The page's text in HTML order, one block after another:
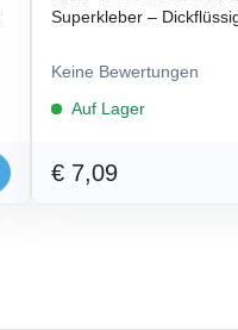
Superkleber –
Keine Bewertungen
Auf Lager
€ 7,09